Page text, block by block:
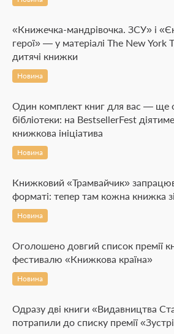
«Книжечка-мандрівочка. ЗСУ» і
герої» — у матеріалі The New York
дитячі книжки
Новина
Один комплект книг для вас — ще
бібліотеки: на BestsellerFest
книжкова ініціатива
Новина
Книжковий «Трамвайчик»
форматі: тепер там кожна книжка
Новина
Оголошено довгий список премії
фестивалю «Книжкова країна»
Новина
Одразу дві книги «Видавництва
потрапили до списку премії